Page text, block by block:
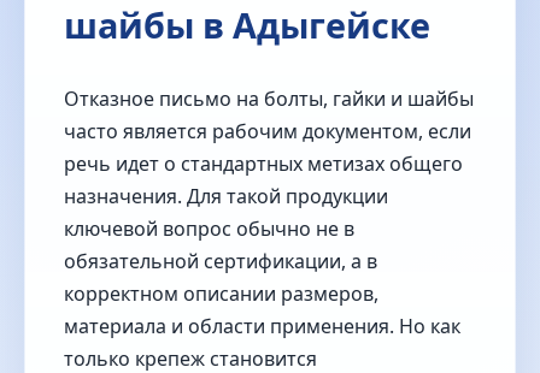
шайбы в Адыгейске
Отказное письмо на болты, гайки и шайбы
часто является рабочим документом, если
речь идет о стандартных метизах общего
назначения. Для такой продукции
ключевой вопрос обычно не в
обязательной сертификации, а в
корректном описании размеров,
материала и области применения. Но как
только крепеж становится